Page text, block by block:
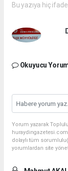
Bu yazıya hiç
Okuyucu
Yorum yazarak
huraydingazetesi.com
dolaylı tüm
yorumlardan site